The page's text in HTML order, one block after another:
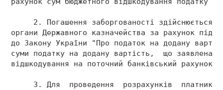
2. Погашення заборгованості здійснюється
органи Державного казначейства за рахунок
до Закону України "Про податок на додану
суми податку на додану вартість,  що заявлена
відшкодування на поточний банківський рахунок.
3. Для  проведення  розрахунків  платник